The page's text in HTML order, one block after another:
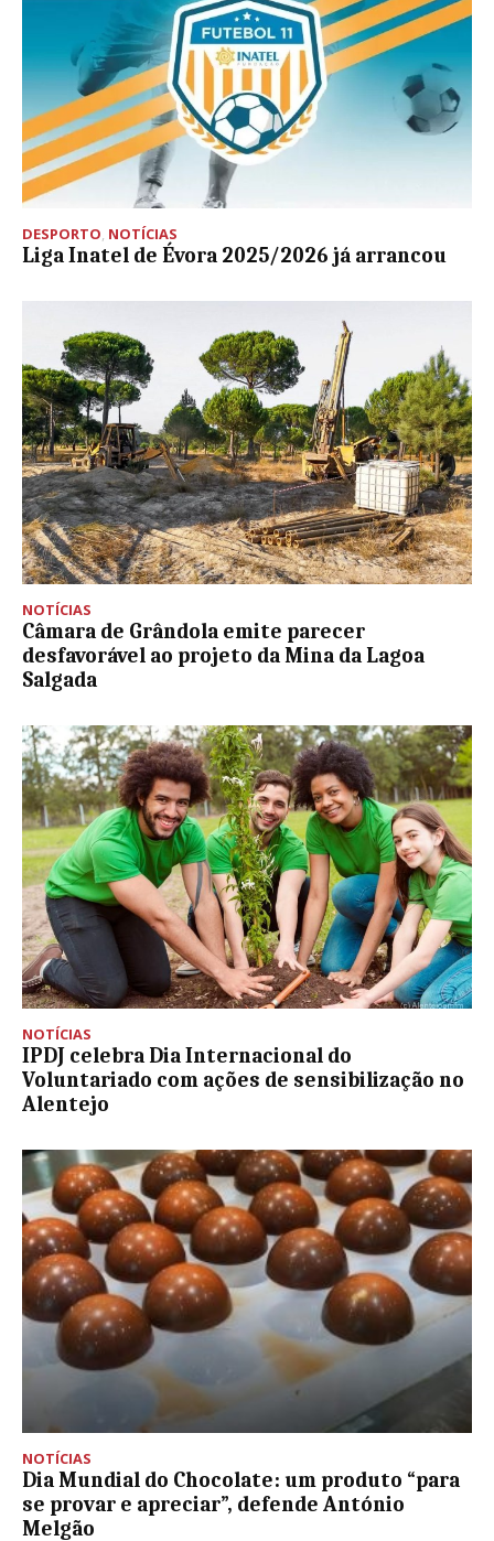
DESPORTO NOTÍCIAS
Liga Inatel de Évora 2025/2026 já arrancou
NOTÍCIAS
Câmara de Grândola emite parecer
desfavorável ao projeto da Mina da Lagoa
Salgada
NOTÍCIAS
IPDJ celebra Dia Internacional do
Voluntariado com ações de sensibilização no
Alentejo
NOTÍCIAS
Dia Mundial do Chocolate: um produto “para
se provar e apreciar”, defende António
Melgão